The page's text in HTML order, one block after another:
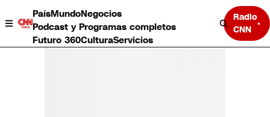
PaísMundoNegocios
Podcast y Programas completos
Futuro 360CulturaServicios
Radio
CNN